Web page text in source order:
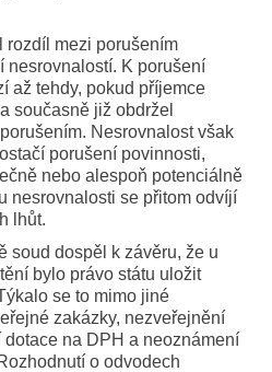
rozdíl mezi porušením
nesrovnalostí. K porušení
až tehdy, pokud příjemce
současně již obdržel
Nesrovnalost však
porušení povinnosti,
nebo alespoň potenciálně
nesrovnalosti se přitom odvíjí
lhůt.
soud dospěl k závěru, že u
bylo právo státu uložit
se to mimo jiné
zakázky, nezveřejnění
na DPH a neoznámení
o odvodech